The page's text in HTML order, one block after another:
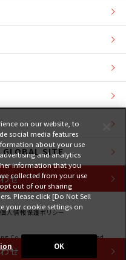
せ
GLOBAL SITE
せ
個人情報保護ポリシー
Co., Ltd. All Rights Reserved.
on our website, to
social media features
about your use
and analytics
information that you
collected from your use
out of our sharing
Please click [Do Not Sell
your cookie settings on
OK